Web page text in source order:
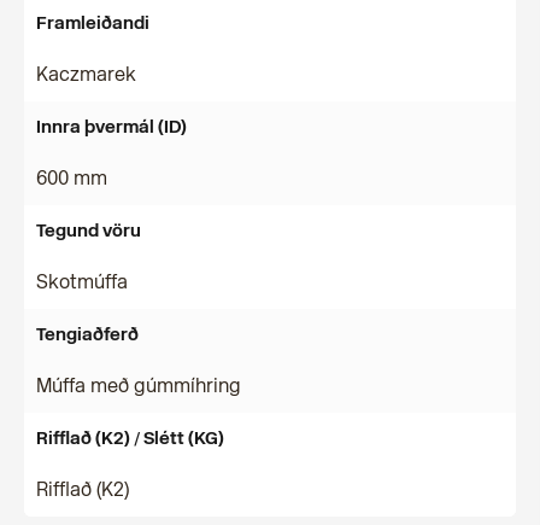
Framleiðandi
Kaczmarek
Innra þvermál (ID)
600 mm
Tegund vöru
Skotmúffa
Tengiaðferð
Múffa með gúmmíhring
Rifflað (K2) / Slétt (KG)
Rifflað (K2)